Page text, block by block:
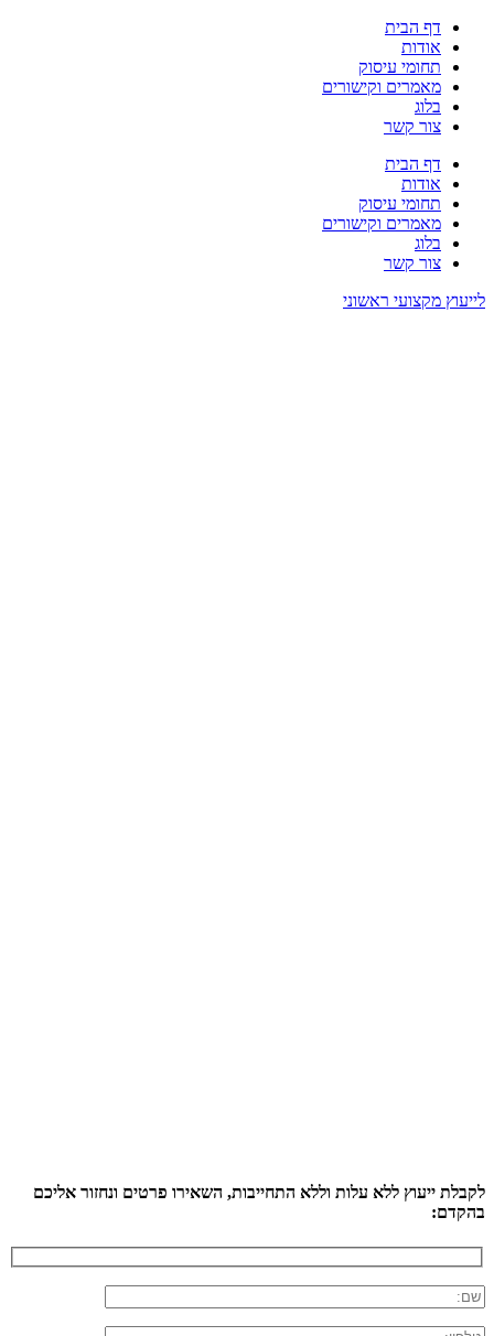
דף הבית
אודות
תחומי עיסוק
מאמרים וקישורים
בלוג
צור קשר
דף הבית
אודות
תחומי עיסוק
מאמרים וקישורים
בלוג
צור קשר
לייעוץ מקצועי ראשוני
לקבלת ייעוץ ללא עלות וללא התחייבות, השאירו פרטים ונחזור אליכם
בהקדם: